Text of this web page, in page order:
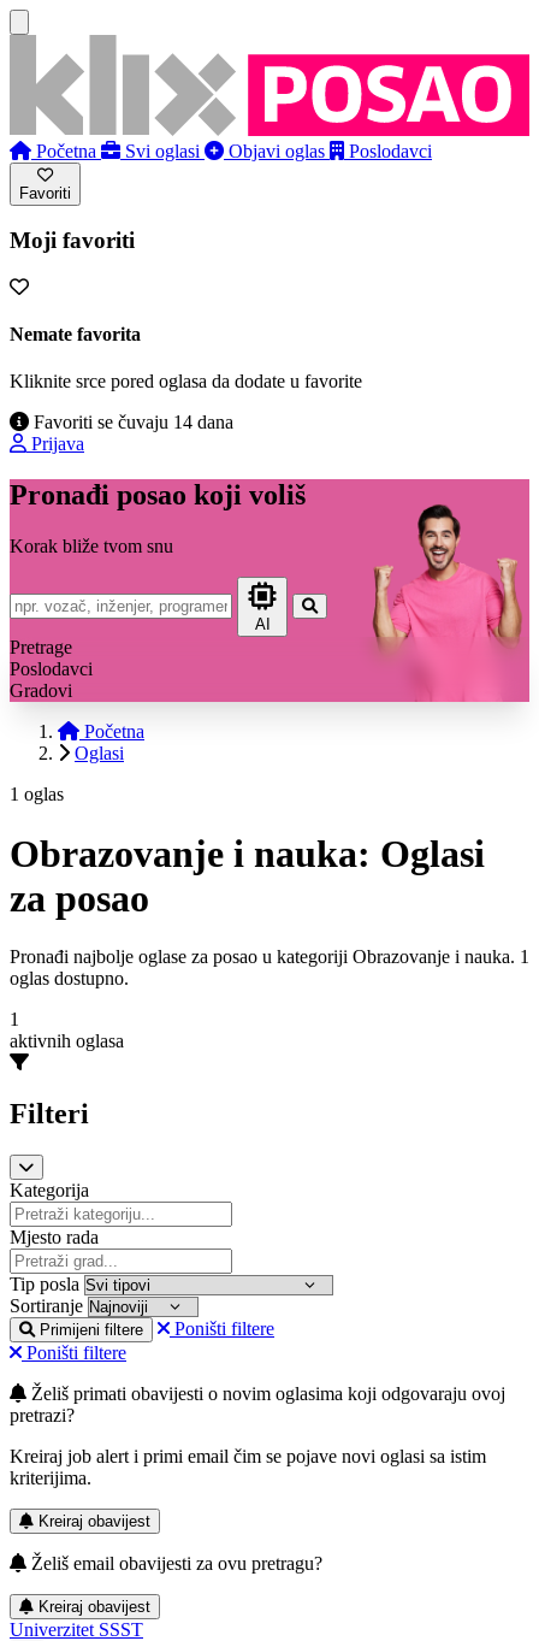
Početna Svi oglasi Objavi oglas Poslodavci
Favoriti
Moji favoriti
Nemate favorita
Kliknite srce pored oglasa da dodate u favorite
Favoriti se čuvaju 14 dana
Prijava
Pronađi posao koji voliš
Korak bliže tvom snu
AI
Pretrage
Poslodavci
Gradovi
Početna
Oglasi
1 oglas
Obrazovanje i nauka: Oglasi
za posao
Pronađi najbolje oglase za posao u kategoriji Obrazovanje i nauka. 1
oglas dostupno.
1
aktivnih oglasa
Filteri
Kategorija
Mjesto rada
Tip posla
Sortiranje
Primijeni filtere
Poništi filtere
Poništi filtere
Želiš primati obavijesti o novim oglasima koji odgovaraju ovoj
pretrazi?
Kreiraj job alert i primi email čim se pojave novi oglasi sa istim
kriterijima.
Kreiraj obavijest
Želiš email obavijesti za ovu pretragu?
Kreiraj obavijest
Univerzitet SSST